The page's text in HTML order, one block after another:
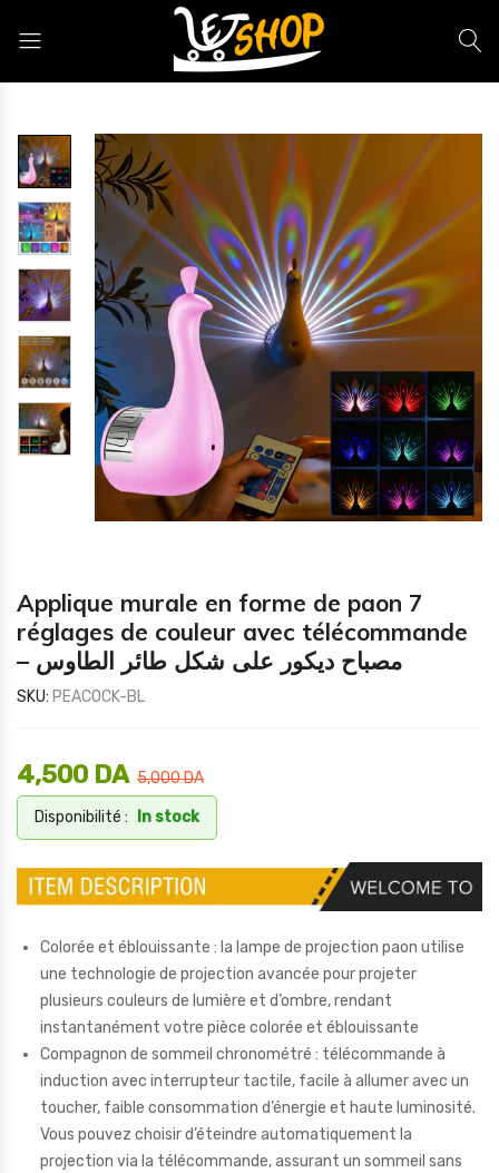
Applique murale en forme de paon 7
réglages de couleur avec télécommande
– مصباح ديكور على شكل طائر الطاوس
SKU: PEACOCK-BL
5,000DA
4,500 DA
Disponibilité : In stock
Colorée et éblouissante : la lampe de projection paon utilise
une technologie de projection avancée pour projeter
plusieurs couleurs de lumière et d’ombre, rendant
instantanément votre pièce colorée et éblouissante
Compagnon de sommeil chronométré : télécommande à
induction avec interrupteur tactile, facile à allumer avec un
toucher, faible consommation d’énergie et haute luminosité.
Vous pouvez choisir d’éteindre automatiquement la
projection via la télécommande, assurant un sommeil sans